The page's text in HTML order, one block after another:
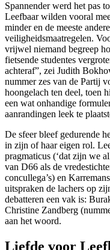
Spannender werd het pas
Leefbaar wilden vooral
minder en de meeste
veiligheidsmaatregelen.
vrijwel niemand begreep
fietsende studentes
achteraf”, zei Judith
nummer zes van de Partij
hoongelach ten deel, toen
een wat onhandige
aanrandingen leek te
De sfeer bleef gedurende
in zijn of haar eigen rol.
pragmaticus (‘dat zijn we
van D66 als de
concullega’s) en
uitspraken de lachers op
debatteren een vak is:
Christine Zandberg
aan het woord.
Liefde voor